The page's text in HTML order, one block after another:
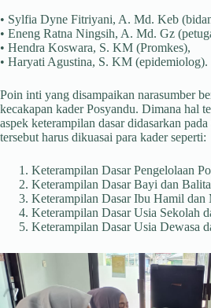
• Sylfia Dyne Fitriyani, A. Md. Keb
• Eneng Ratna Ningsih, A. Md. Gz
• Hendra Koswara, S. KM (Promkes),
• Haryati Agustina, S. KM (epidemiolog).
Poin inti yang disampaikan narasumber
kecakapan kader Posyandu. Dimana hal
aspek keterampilan dasar didasarkan
tersebut harus dikuasai para kader seperti:
Keterampilan Dasar Pengelolaan
Keterampilan Dasar Bayi dan Balita
Keterampilan Dasar Ibu Hamil dan
Keterampilan Dasar Usia Sekolah
Keterampilan Dasar Usia Dewasa